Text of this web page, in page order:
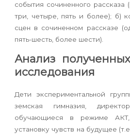
события сочиненного рассказа
три, четыре, пять и более); б)
сцен в сочиненном рассказе
пять-шесть, более шести).
Анализ полученных
исследования
Дети экспериментальной
земская гимназия,
обучающиеся в режиме
установку чувств на будущее